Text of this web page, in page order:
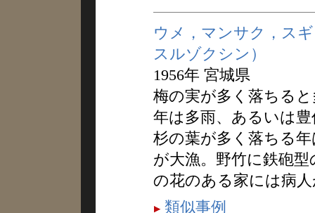
ウメ，マンサク，ス
スルゾクシン）
1956年 宮城県
梅の実が多く落ちる
年は多雨、あるいは
杉の葉が多く落ちる
が大漁。野竹に鉄砲
の花のある家には病
類似事例